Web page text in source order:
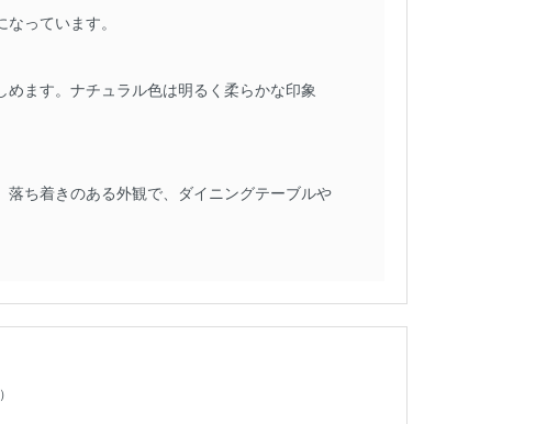
っています。
ます。ナチュラル色は明るく柔らかな印象
ち着きのある外観で、ダイニングテーブルや